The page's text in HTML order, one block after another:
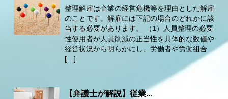
整理解雇は企業の経営危機等を理由とした解雇
のことです。解雇には下記の場合のどれかに該
当する必要があります。 （1）人員整理の必要
性使用者が人員削減の正当性を具体的な数値や
経営状況から明らかにし、労働者や労働組合
[…]
【弁護士が解説】従業...